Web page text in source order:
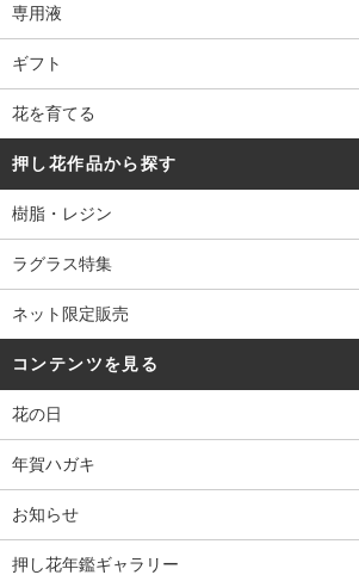
専用液
ギフト
花を育てる
押し花作品から探す
樹脂・レジン
ラグラス特集
ネット限定販売
コンテンツを見る
花の日
年賀ハガキ
お知らせ
押し花年鑑ギャラリー